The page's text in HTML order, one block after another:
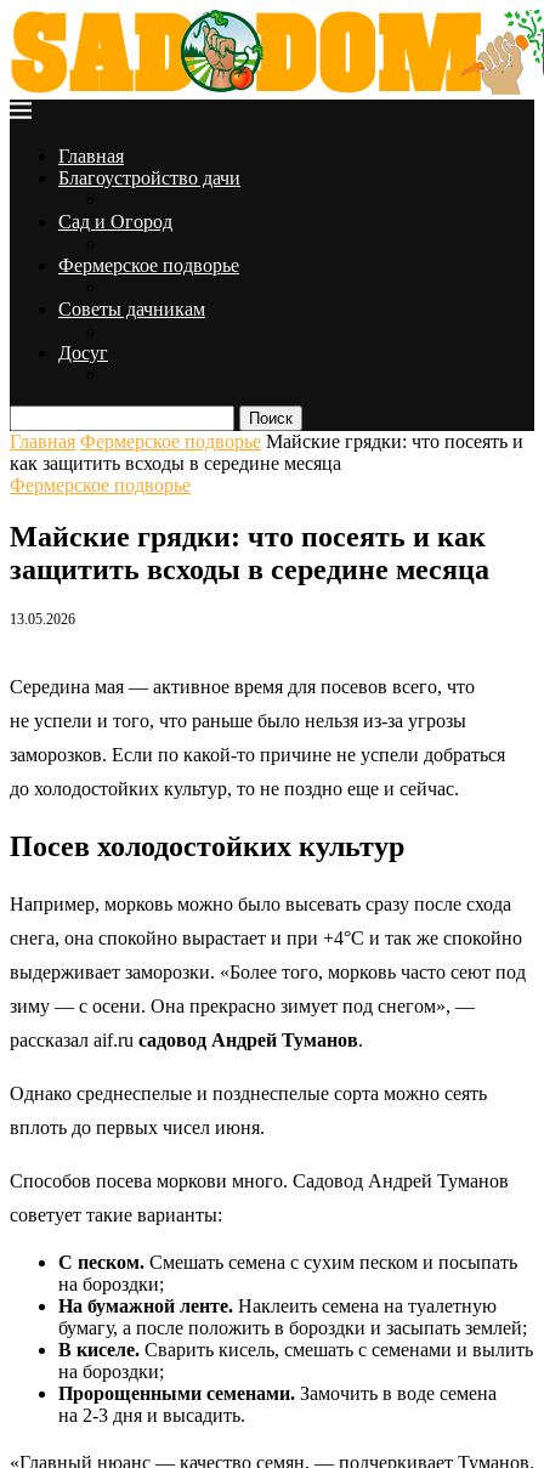
Главная
Благоустройство дачи
Сад и Огород
Фермерское подворье
Советы дачникам
Досуг
Поиск
Главная Фермерское подворье Майские грядки: что посеять и
как защитить всходы в середине месяца
Фермерское подворье
Майские грядки: что посеять и как
защитить всходы в середине месяца
13.05.2026
Середина мая — активное время для посевов всего, что
не успели и того, что раньше было нельзя из-за угрозы
заморозков. Если по какой-то причине не успели добраться
до холодостойких культур, то не поздно еще и сейчас.
Посев холодостойких культур
Например, морковь можно было высевать сразу после схода
снега, она спокойно вырастает и при +4°C и так же спокойно
выдерживает заморозки. «Более того, морковь часто сеют под
зиму — с осени. Она прекрасно зимует под снегом», —
рассказал aif.ru садовод Андрей Туманов.
Однако среднеспелые и позднеспелые сорта можно сеять
вплоть до первых чисел июня.
Способов посева моркови много. Садовод Андрей Туманов
советует такие варианты:
С песком. Смешать семена с сухим песком и посыпать
на бороздки;
На бумажной ленте. Наклеить семена на туалетную
бумагу, а после положить в бороздки и засыпать землей;
В киселе. Сварить кисель, смешать с семенами и вылить
на бороздки;
Пророщенными семенами. Замочить в воде семена
на 2-3 дня и высадить.
«Главный нюанс — качество семян, — подчеркивает Туманов.